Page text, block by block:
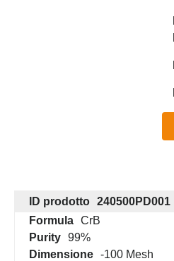
ID prodotto 240500PD001
Formula CrB
Purity 99%
Dimensione -100 Mesh